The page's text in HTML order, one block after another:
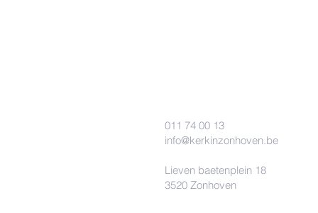
011 74 00 13
info@kerkinzonhoven.be
Lieven baetenplein 18
3520 Zonhoven